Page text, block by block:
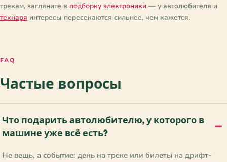
трекам, загляните в подборку электроники — у автолюбителя и
технаря интересы пересекаются сильнее, чем кажется.
FAQ
Частые вопросы
Что подарить автолюбителю, у которого в
машине уже всё есть?
Не вещь, а событие: день на треке или билеты на дрифт-